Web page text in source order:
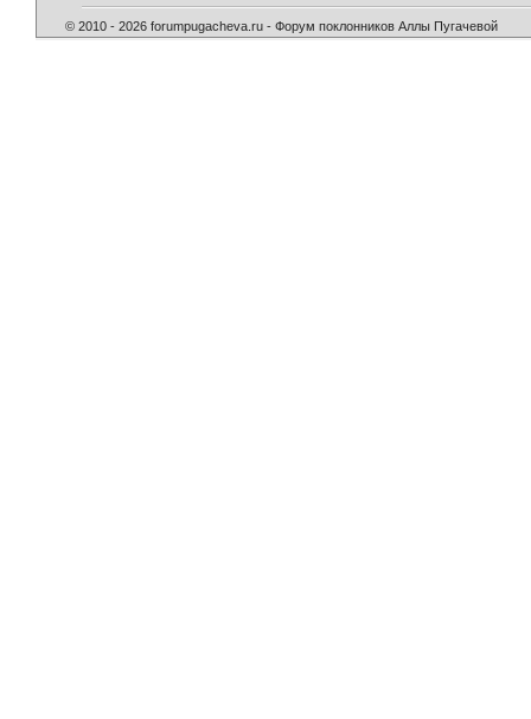
© 2010 - 2026 forumpugacheva.ru - Форум поклонников Аллы Пугачевой